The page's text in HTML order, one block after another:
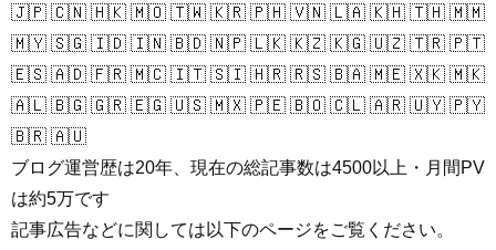
🇯🇵 🇨🇳 🇭🇰 🇲🇴 🇹🇼 🇰🇷 🇵🇭 🇻🇳 🇱🇦 🇰🇭 🇹🇭 🇲🇲
🇲🇾 🇸🇬 🇮🇩 🇮🇳 🇧🇩 🇳🇵 🇱🇰 🇰🇿 🇰🇬 🇺🇿 🇹🇷 🇵🇹
🇪🇸 🇦🇩 🇫🇷 🇲🇨 🇮🇹 🇸🇮 🇭🇷 🇷🇸 🇧🇦 🇲🇪 🇽🇰 🇲🇰
🇦🇱 🇧🇬 🇬🇷 🇪🇬 🇺🇸 🇲🇽 🇵🇪 🇧🇴 🇨🇱 🇦🇷 🇺🇾 🇵🇾
🇧🇷 🇦🇺
ブログ運営歴は20年、現在の総記事数は4500以上・月間PV
は約5万です
記事広告などに関しては以下のページをご覧ください。